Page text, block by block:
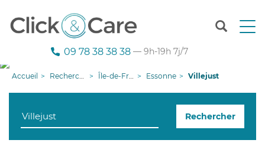
T
n
g
09 78 38 38 38 — 9h-19h 7j/7
Accueil Recherche aide à domicile Île-de-France Essonne Villejust
Rechercher